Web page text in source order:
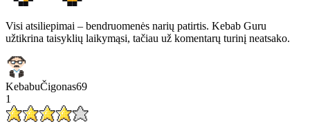
Visi atsiliepimai – bendruomenės narių patirtis. Kebab Guru
užtikrina taisyklių laikymąsi, tačiau už komentarų turinį neatsako.
KebabuČigonas69
1